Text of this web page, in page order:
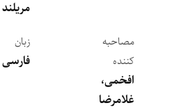
مریلند
مصاحبه
کننده
افخمی،
غلامرضا
زبان
فارسی